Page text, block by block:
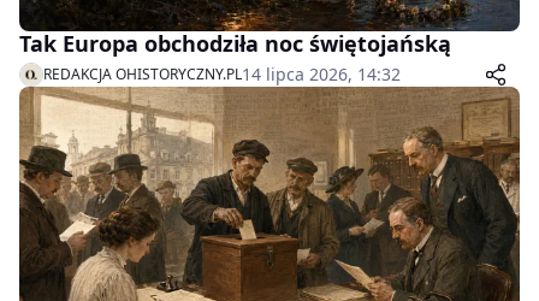
Tak Europa obchodziła noc świętojańską
REDAKCJA OHISTORYCZNY.PL14 lipca 2026, 14:32